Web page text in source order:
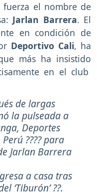
fuerza el nombre de
Jarlan Barrera. El
en condición de
Deportivo Cali, ha
más ha insistido
en el club
de largas
la pulseada a
Deportes
???? para
Jarlan Barrera
a casa tras
‘Tiburón’ ??.